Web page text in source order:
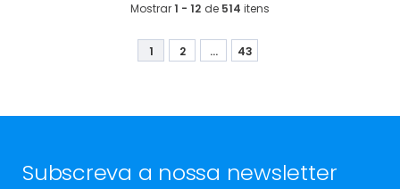
Mostrar1 - 12 de 514 itens
1 2 ... 43
Subscreva a nossa newsletter